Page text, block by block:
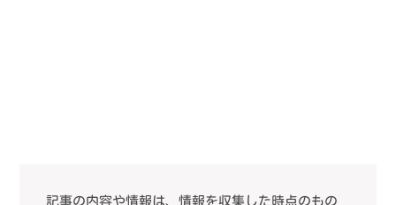
記事の内容や情報は、情報を収集した時点のもの